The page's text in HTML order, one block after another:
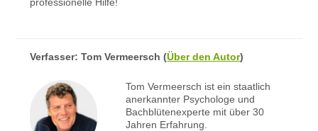
Verfasser:Tom Vermeersch (Über den Autor)
Tom Vermeersch ist ein staatlich
anerkannter Psychologe und
Bachblütenexperte mit über 30
Jahren Erfahrung.